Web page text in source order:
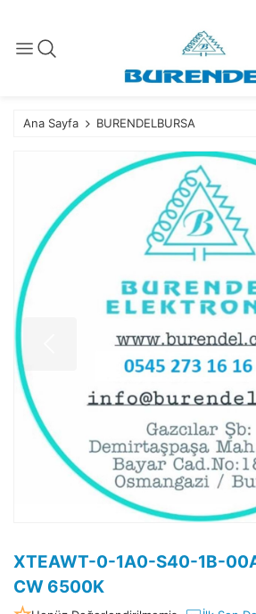
Ana Sayfa BURENDELBURSA
XTEAWT-0-1A0-S40-1B-
CW 6500K